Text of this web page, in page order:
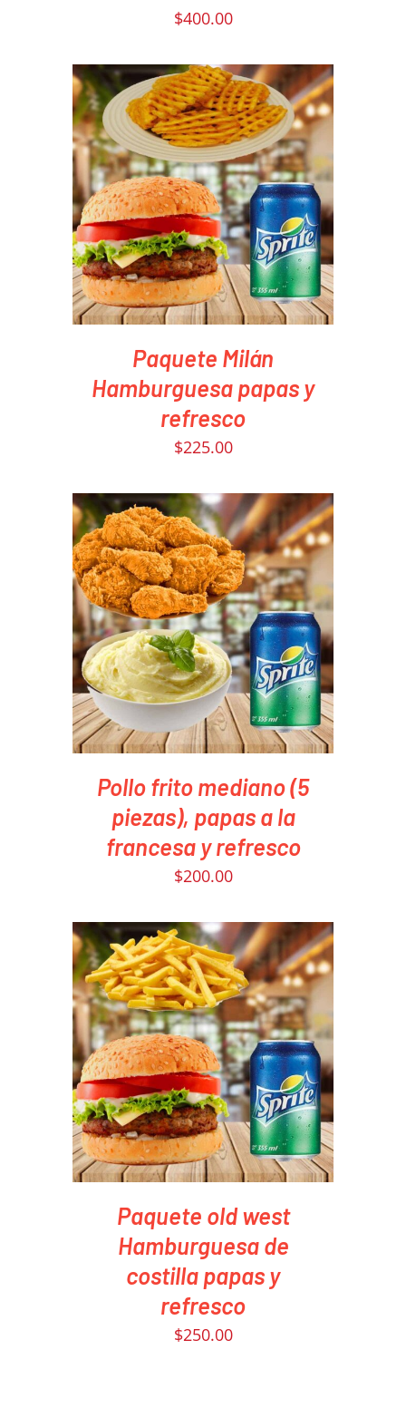
$400.00
PEDIR AHORA
/
DETAILS
Paquete Milán
Hamburguesa papas y
refresco
$225.00
PEDIR AHORA
/
DETAILS
Pollo frito mediano (5
piezas), papas a la
francesa y refresco
$200.00
PEDIR AHORA
/
DETAILS
Paquete old west
Hamburguesa de
costilla papas y
refresco
$250.00